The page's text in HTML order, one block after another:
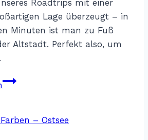
Roadtrips mit einer
Lage überzeugt – in
Minuten ist man zu Fuß
Altstadt. Perfekt also, um
The
MGallery